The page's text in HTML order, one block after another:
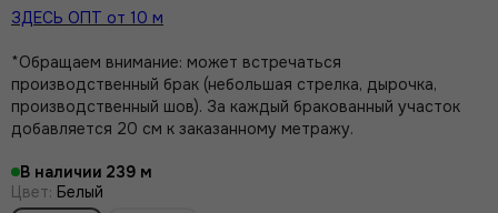
ЗДЕСЬ ОПТ от 10 м
*Обращаем внимание: может встречаться
производственный брак (небольшая стрелка, дырочка,
производственный шов). За каждый бракованный участок
добавляется 20 см к заказанному метражу.
В наличии 239
Цвет: Белый